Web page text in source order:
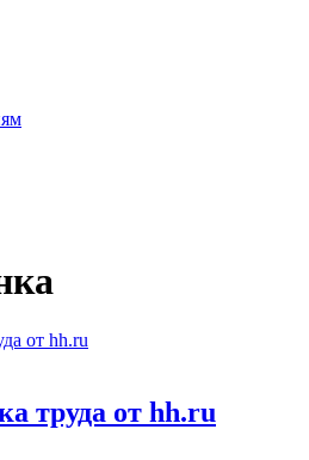
труда от hh.ru